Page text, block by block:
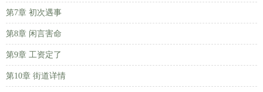
第7章 初次遇事
第8章 闲言害命
第9章 工资定了
第10章 街道详情